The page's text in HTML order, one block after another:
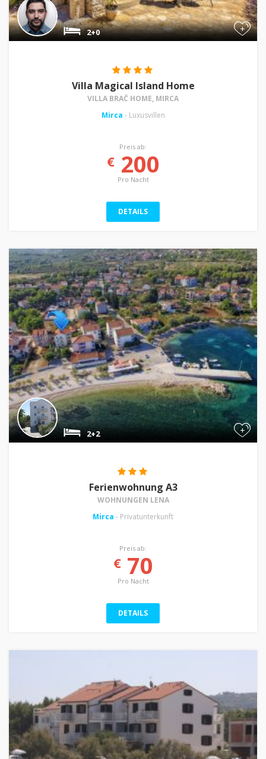
+
2+0
Villa Magical Island Home
VILLA BRAČ HOME, MIRCA
Mirca - Luxusvillen
Preis ab:
€200
Pro Nacht
DETAILS
+
2+2
Ferienwohnung A3
WOHNUNGEN LENA
Mirca - Privatunterkunft
Preis ab:
€70
Pro Nacht
DETAILS